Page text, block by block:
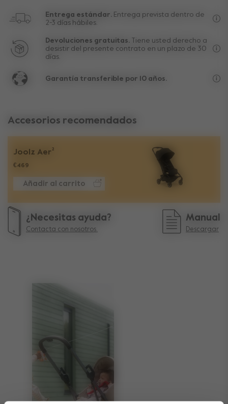
Entrega estándar.
Entrega prevista dentro de
2-3 días hábiles.
Devoluciones gratuitas. Tiene usted derecho a
desistir del presente contrato en un plazo de 30
días.
Garantía transferible por 10 años.
Accesorios recomendados
Joolz Aer²
€469
Añadir al carrito
¿Necesitas ayuda?
Contacta con nosotros.
Manual
Descargar